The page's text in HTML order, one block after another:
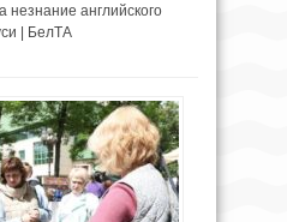
незнание английского
| БелТА